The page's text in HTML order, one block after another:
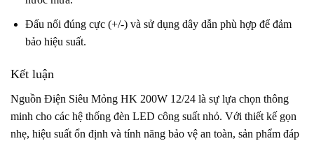
Đấu nối đúng cực (+/-) và sử dụng dây dẫn phù hợp để đảm
bảo hiệu suất.
Kết luận
Nguồn Điện Siêu Mỏng HK 200W 12/24 là sự lựa chọn thông
minh cho các hệ thống đèn LED công suất nhỏ. Với thiết kế gọn
nhẹ, hiệu suất ổn định và tính năng bảo vệ an toàn, sản phẩm đáp